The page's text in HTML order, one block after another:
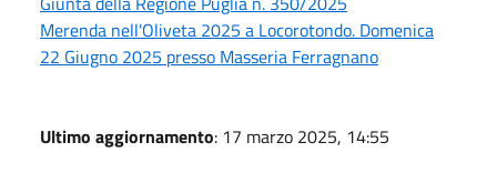
Merenda nell'Oliveta 2025 a Locorotondo. Domenica
22 Giugno 2025 presso Masseria Ferragnano
Ultimo aggiornamento: 17 marzo 2025, 14:55